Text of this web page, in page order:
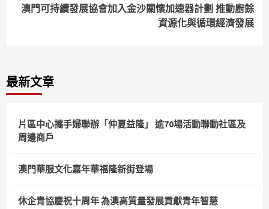
澳門可持續發展協會加入金沙關懷加速器計劃 推動廚餘
資源化與循環經濟發展
最新文章
片區中心攜手婦聯辦「仲夏益隆」 逾70場活動聯動社區及
周邊商戶
澳門華服文化嘉年華福隆新街登場
休企青協慶祝十周年 為澳高質量發展貢獻青年智慧